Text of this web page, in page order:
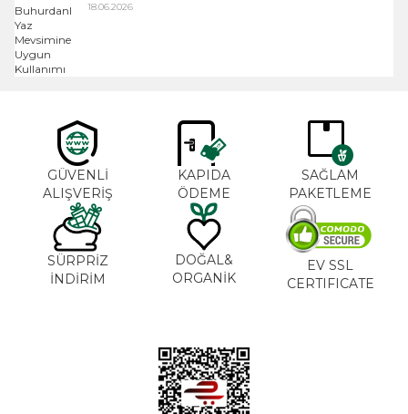
18.06.2026
GÜVENLİ
ALIŞVERİŞ
KAPIDA
ÖDEME
SAĞLAM
PAKETLEME
SÜRPRİZ
İNDİRİM
DOĞAL&
ORGANİK
EV SSL
CERTIFICATE